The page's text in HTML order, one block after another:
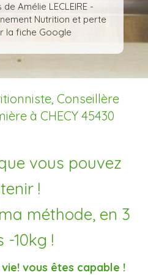
Amélie LECLEIRE -
Nutrition et perte
la fiche Google
Conseillère
à CHECY 45430
vous pouvez
!
méthode, en 3
-10kg !
vous êtes capable !